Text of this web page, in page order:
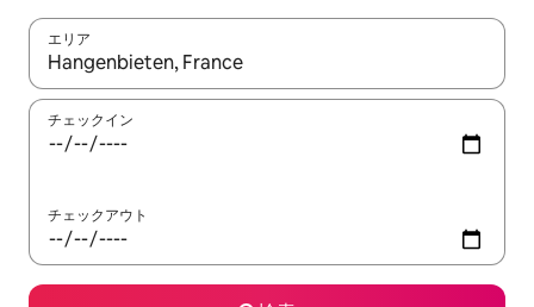
エリア
検索結果が表示されたら、上下の矢印キーを使って移動するか
チェックイン
チェックアウト